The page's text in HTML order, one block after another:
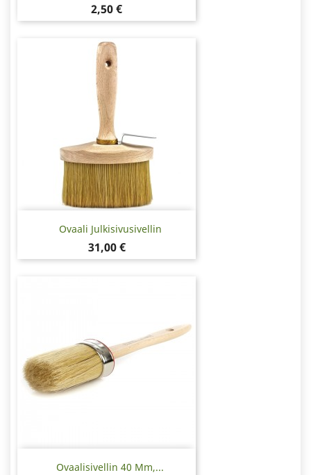
Hinta
2,50 €
Ovaali Julkisivusivellin
Hinta
31,00 €
Ovaalisivellin 40 Mm,...